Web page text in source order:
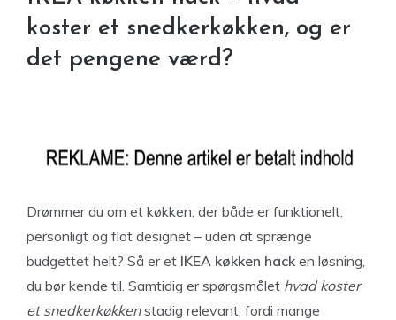
koster et snedkerkøkken, og er
det pengene værd?
Drømmer du om et køkken, der både er funktionelt,
personligt og flot designet – uden at sprænge
budgettet helt? Så er et IKEA køkken hacken løsning,
du bør kende til. Samtidig er spørgsmålet hvad koster
et snedkerkøkkenstadig relevant, fordi mange